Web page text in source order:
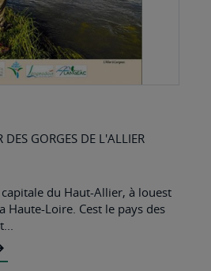
GORGES DE L'ALLIER
du Haut-Allier, à louest
Haute-Loire. Cest le pays des